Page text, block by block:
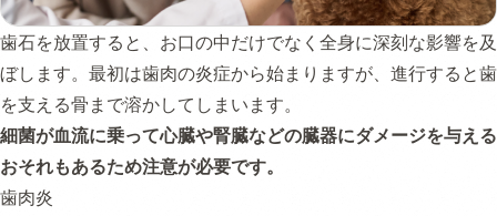
歯石を放置すると、お口の中だけでなく全身に深刻な影響を及
ぼします。最初は歯肉の炎症から始まりますが、進行すると歯
を支える骨まで溶かしてしまいます。
細菌が血流に乗って心臓や腎臓などの臓器にダメージを与える
おそれもあるため注意が必要です。
歯肉炎